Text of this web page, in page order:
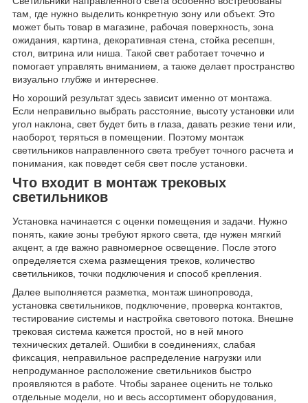
там, где нужно выделить конкретную зону или объект. Это
может быть товар в магазине, рабочая поверхность, зона
ожидания, картина, декоративная стена, стойка ресепшн,
стол, витрина или ниша. Такой свет работает точечно и
помогает управлять вниманием, а также делает пространство
визуально глубже и интереснее.
Но хороший результат здесь зависит именно от монтажа.
Если неправильно выбрать расстояние, высоту установки или
угол наклона, свет будет бить в глаза, давать резкие тени или,
наоборот, теряться в помещении. Поэтому монтаж
светильников направленного света требует точного расчета и
понимания, как поведет себя свет после установки.
Что входит в монтаж трековых
светильников
Установка начинается с оценки помещения и задачи. Нужно
понять, какие зоны требуют яркого света, где нужен мягкий
акцент, а где важно равномерное освещение. После этого
определяется схема размещения треков, количество
светильников, точки подключения и способ крепления.
Далее выполняется разметка, монтаж шинопровода,
установка светильников, подключение, проверка контактов,
тестирование системы и настройка светового потока. Внешне
трековая система кажется простой, но в ней много
технических деталей. Ошибки в соединениях, слабая
фиксация, неправильное распределение нагрузки или
непродуманное расположение светильников быстро
проявляются в работе. Чтобы заранее оценить не только
отдельные модели, но и весь ассортимент оборудования,